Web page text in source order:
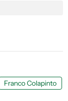
Franco Colapinto